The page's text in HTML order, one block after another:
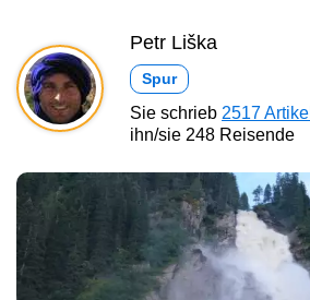
Petr Liška
Spur
Sie schrieb 2517 Artikel
ihn/sie 248 Reisende